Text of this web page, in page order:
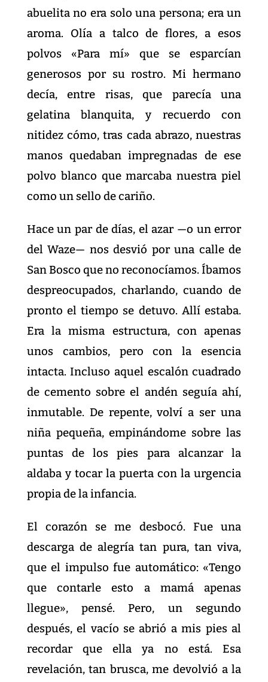
abuelita no era solo una persona; era un
aroma. Olía a talco de flores, a esos
polvos «Para mí» que se esparcían
generosos por su rostro. Mi hermano
decía, entre risas, que parecía una
gelatina blanquita, y recuerdo con
nitidez cómo, tras cada abrazo, nuestras
manos quedaban impregnadas de ese
polvo blanco que marcaba nuestra piel
como un sello de cariño.
Hace un par de días, el azar —o un error
del Waze— nos desvió por una calle de
San Bosco que no reconocíamos. Íbamos
despreocupados, charlando, cuando de
pronto el tiempo se detuvo. Allí estaba.
Era la misma estructura, con apenas
unos cambios, pero con la esencia
intacta. Incluso aquel escalón cuadrado
de cemento sobre el andén seguía ahí,
inmutable. De repente, volví a ser una
niña pequeña, empinándome sobre las
puntas de los pies para alcanzar la
aldaba y tocar la puerta con la urgencia
propia de la infancia.
El corazón se me desbocó. Fue una
descarga de alegría tan pura, tan viva,
que el impulso fue automático: «Tengo
que contarle esto a mamá apenas
llegue», pensé. Pero, un segundo
después, el vacío se abrió a mis pies al
recordar que ella ya no está. Esa
revelación, tan brusca, me devolvió a la